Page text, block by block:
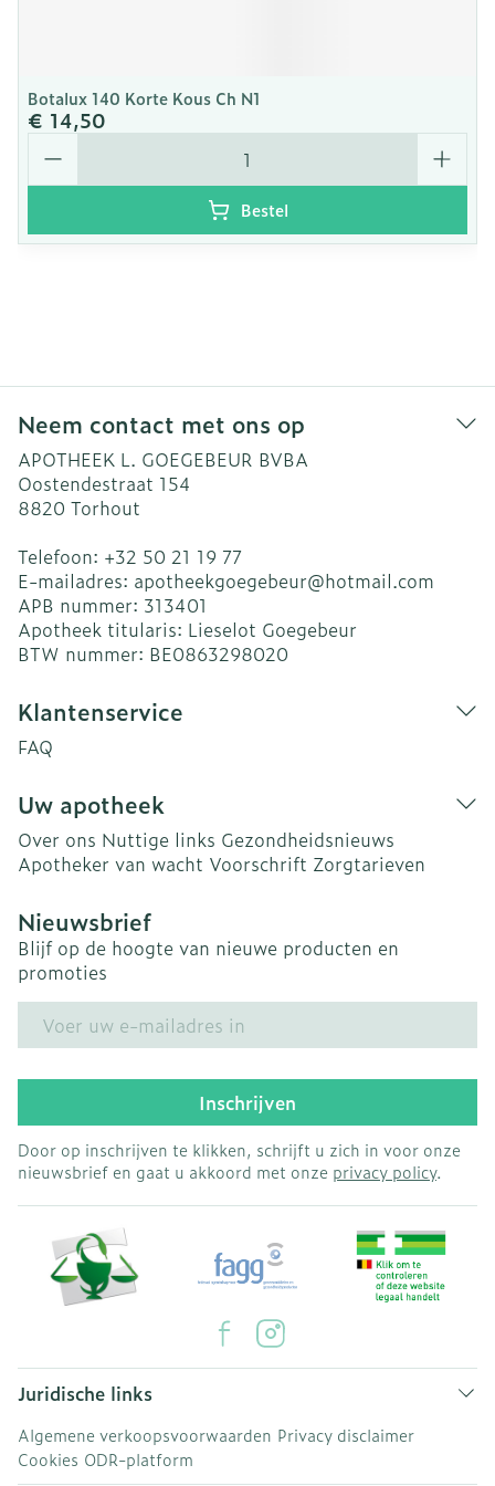
Botalux 140 Korte Kous Ch N1
€ 14,50
Aantal
Bestel
Neem contact met ons op
APOTHEEK L. GOEGEBEUR BVBA
Oostendestraat 154
8820 Torhout
Telefoon: +32 50 21 19 77
E-mailadres: apotheekgoegebeur@hotmail.com
APB nummer: 313401
Apotheek titularis: Lieselot Goegebeur
BTW nummer: BE0863298020
Klantenservice
FAQ
Uw apotheek
Over ons Nuttige links Gezondheidsnieuws
Apotheker van wacht Voorschrift Zorgtarieven
Nieuwsbrief
Blijf op de hoogte van nieuwe producten en
promoties
Inschrijven
Door op inschrijven te klikken, schrijft u zich in voor onze
nieuwsbrief en gaat u akkoord met onze privacy policy.
Juridische links
Algemene verkoopsvoorwaarden Privacy disclaimer
Cookies ODR-platform